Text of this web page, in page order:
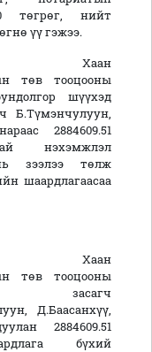
төгрөг, нийт
үү гэжээ.
Хаан
төв тооцооны
шүүхэд
Б.Түмэнчулуун,
2884609.51
нэхэмжлэл
зээлээ төлж
шаардлагаасаа
Хаан
төв тооцооны
засагч
Д.Баасанхүү,
2884609.51
бүхий